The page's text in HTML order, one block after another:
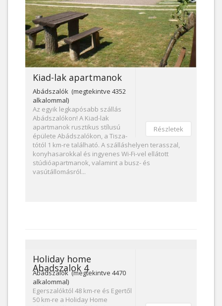
Részletek
Kiad-lak apartmanok
Abádszalók (megtekintve 4352
alkalommal)
Az egyik legkapósabb szállás
Abádszalókon! A Kiad-lak
apartmanok rusztikus stílusú
épülete Abádszalókon, a Tisza-
tótól 1 km-re található. A szálláshelyen terasszal,
konyhasarokkal és ingyenes Wi-Fi-vel ellátott
stúdióapartmanok, valamint a busz- és
vasútállomásról...
Holiday home
Abadszalok 4
Abádszalók (megtekintve 4470
alkalommal)
Egerszalóktól 48 km-re és Egertől
50 km-re a Holiday Home